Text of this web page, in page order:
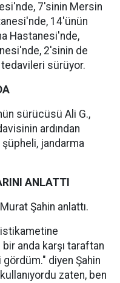
7'sinin Mersin
14'ünün
Hastanesi'nde,
2'sinin de
sürüyor.
sürücüsü Ali G.,
ardından
şüpheli, jandarma
ANLATTI
Şahin anlattı.
bir anda karşı taraftan
diyen Şahin
zaten, ben